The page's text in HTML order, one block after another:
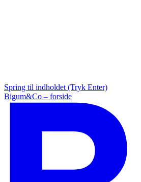
Spring til indholdet (Tryk Enter)
Bigum&Co – forside